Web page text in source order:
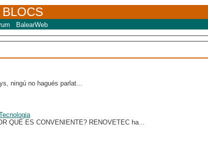
BalearWeb
ningú no hagués parlat...
QUÉ ES CONVENIENTE? RENOVETEC ha...